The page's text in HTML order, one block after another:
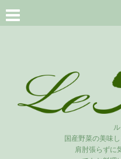
国産野菜の美味
肩肘張らずに